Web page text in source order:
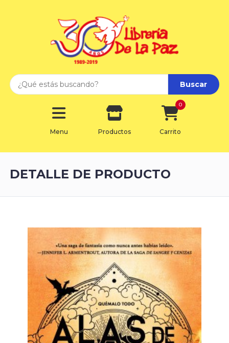
Buscar
Menu Productos Carrito
0
DETALLE DE PRODUCTO